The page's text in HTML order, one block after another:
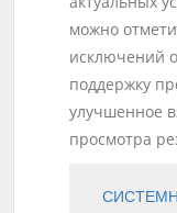
можно
исключений
поддержку
улучшенное
просмотра